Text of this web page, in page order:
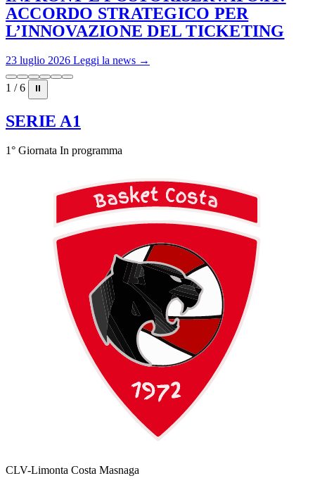
ACCORDO STRATEGICO PER
L’INNOVAZIONE DEL TICKETING
23 luglio 2026 Leggi la news →
1 / 6 ⏸
SERIE A1
1° Giornata In programma
CLV-Limonta Costa Masnaga